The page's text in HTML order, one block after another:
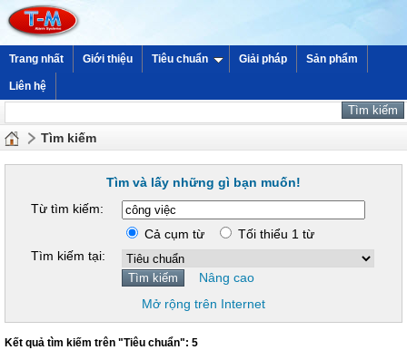
Trang nhất Giới thiệu Tiêu chuẩn Giải pháp Sản phẩm
Liên hệ
Tìm kiếm
Tìm và lấy những gì bạn muốn!
Từ tìm kiếm:
Cả cụm từ
Tối thiểu 1 từ
Tìm kiếm tại:
Nâng cao
Mở rộng trên Internet
Kết quả tìm kiếm trên "Tiêu chuẩn": 5